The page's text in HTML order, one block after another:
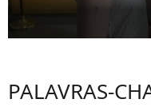
PALAVRAS-